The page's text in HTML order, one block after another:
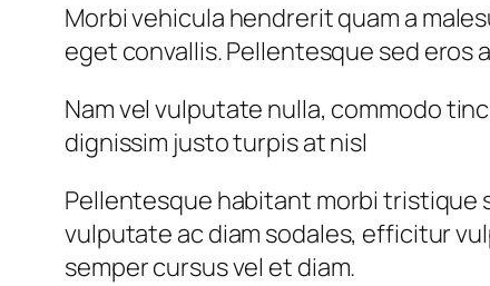
Morbi vehicula hendrerit quam a
eget convallis. Pellentesque sed eros
Nam vel vulputate nulla, commodo
dignissim justo turpis at nisl
Pellentesque habitant morbi tristique
vulputate ac diam sodales, efficitur
semper cursus vel et diam.